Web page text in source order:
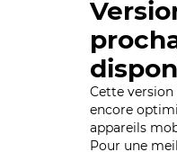
Cette version
encore
appareils
Pour une